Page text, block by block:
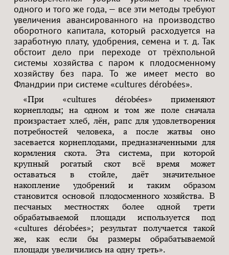
одного и того же года, — все эти методы требуют
увеличения авансированного на производство
оборотного капитала, который расходуется на
заработную плату, удобрения, семена и т. д. Так
обстоит дело при переходе от трёхпольной
системы хозяйства с паром к плодосменному
хозяйству без пара. То же имеет место во
Фландрии при системе «cultures dérobées».
«При «cultures dérobées» применяют
корнеплоды; на одном и том же поле сначала
произрастает хлеб, лён, рапс для удовлетворения
потребностей человека, а после жатвы оно
засевается корнеплодами, предназначенными для
кормления скота. Эта система, при которой
крупный рогатый скот всё время может
оставаться в стойле, даёт значительное
накопление удобрений и таким образом
становится основой плодосменного хозяйства. В
песчаных местностях более одной трети
обрабатываемой площади используется под
«cultures dérobées»; результат получается такой
же, как если бы размеры обрабатываемой
площади увеличились на одну треть».